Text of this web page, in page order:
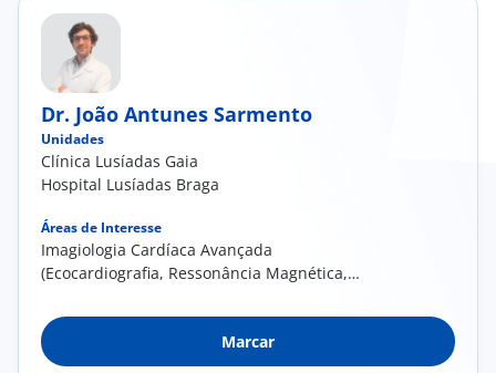
Dr. João Antunes Sarmento
Unidades
Clínica Lusíadas Gaia
Hospital Lusíadas Braga
Áreas de Interesse
Imagiologia Cardíaca Avançada
(Ecocardiografia, Ressonância Magnética,
Pediátrica; Medicina Desportiva.
Marcar